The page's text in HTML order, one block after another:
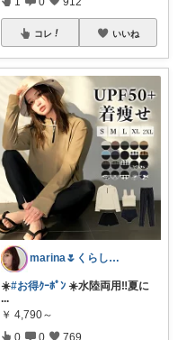
コレ いいね
marina🌷くらしとおしゃれ🏠💄
☀️#お得ｸｰﾎﾟﾝ ☀️水陸両用‼️夏に
...
￥ 4,790～
0 0 769